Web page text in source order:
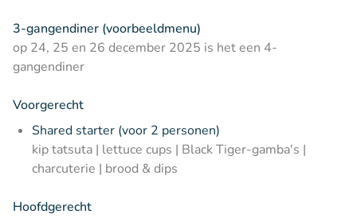
3-gangendiner (voorbeeldmenu)
op 24, 25 en 26 december 2025 is het een 4-
gangendiner
Voorgerecht
Shared starter (voor 2 personen)
kip tatsuta | lettuce cups | Black Tiger-gamba's |
charcuterie | brood & dips
Hoofdgerecht